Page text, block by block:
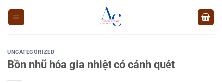
UNCATEGORIZED
Bồn nhũ hóa gia nhiệt có cánh quét